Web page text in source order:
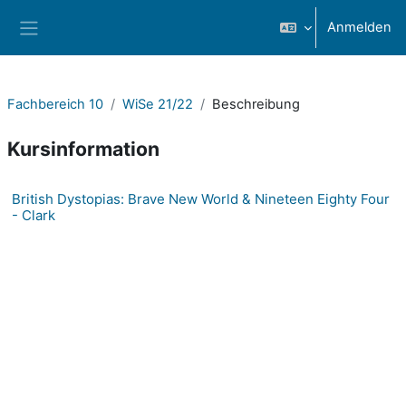
Anmelden
Fachbereich 10 WiSe 21/22 Beschreibung
Kursinformation
British Dystopias: Brave New World & Nineteen Eighty Four
- Clark